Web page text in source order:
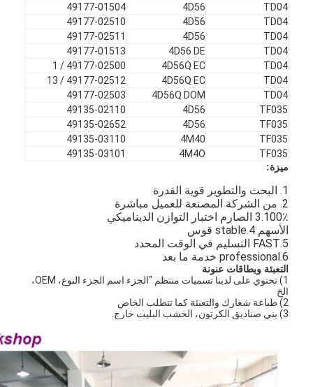
TD04
4D56
49177-01504
TD04
4D56
49177-02510
TD04
4D56
49177-02511
TD04
4D56 DE
49177-01513
TD04
4D56Q EC
49177-02500 / 1
TD04
4D56Q EC
49177-02512 / 13
TD04
4D56Q DOM
49177-02503
TF035
4D56
49135-02110
TF035
4D56
49135-02652
TF035
4M40
49135-03110
TF035
4M4O
49135-03101
ميزة:
1. البحث والتطوير قوية القدرة
2. من الشركة المصنعة للعميل مباشرة
3.100٪ الصارم اختبار التوازن الديناميكي
الأسهم 4.stable قوس
5.FAST التسليم في الوقت المحدد
6.professional خدمة ما بعد
التعبئة وبطاقات عنونة
1) تحتوي على لدينا تسميات منتظم "الجزء اسم الجزء النوع، OEM،
الخ
2) طباعة شعارك والتعبئة كما تتطلب الخاص
3) بني صناديق الكرتون، الخشب البليت خارج.